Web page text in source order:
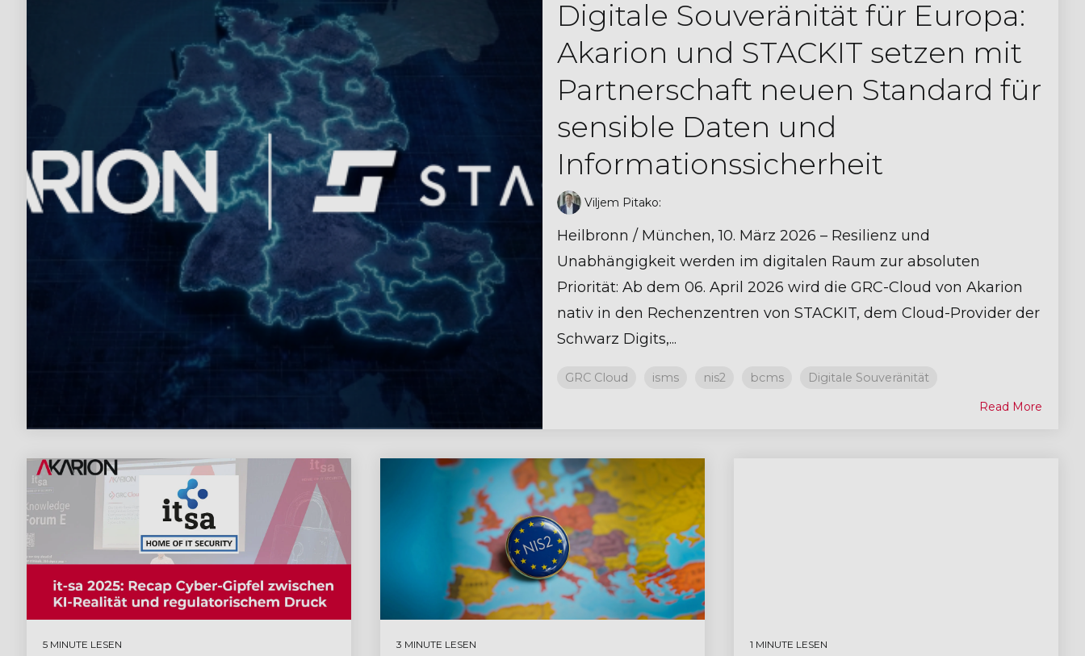
Digitale Souveränität für Europa:
Akarion und STACKIT setzen mit
Partnerschaft neuen Standard für
sensible Daten und
Informationssicherheit
Viljem Pitako:
Heilbronn / München, 10. März 2026 – Resilienz und
Unabhängigkeit werden im digitalen Raum zur absoluten
Priorität: Ab dem 06. April 2026 wird die GRC-Cloud von Akarion
nativ in den Rechenzentren von STACKIT, dem Cloud-Provider der
Schwarz Digits,...
GRC Cloud isms nis2 bcms
Digitale Souveränität
Read More
5 MINUTE LESEN 3 MINUTE LESEN 1 MINUTE LESEN